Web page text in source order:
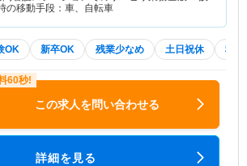
の移動手段：車、自転車
OK 新卒OK 残業少なめ 土日祝休 積極
この求人を問い合わせる
詳細を見る